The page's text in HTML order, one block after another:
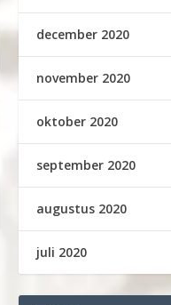
december 2020
november 2020
oktober 2020
september 2020
augustus 2020
juli 2020